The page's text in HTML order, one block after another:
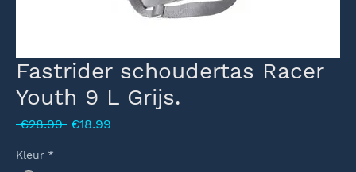
Fastrider schoudertas Racer
Youth 9 L Grijs.
€28.99 Normale
€18.99
Kleur *